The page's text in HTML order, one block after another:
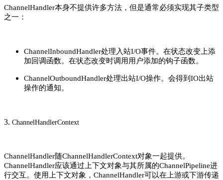
ChannelHandler本身不提供许多方法，但是通常必须实现其子类型
之一：
ChannelInboundHandler处理入站I/O事件。在状态改变上添
加回调函数。在状态改变时调用用户添加的钩子函数。
ChannelOutboundHandler处理出站I/O操作。会得到IO出站
操作的通知。
3. ChannelHandlerContext
ChannelHandler随ChannelHandlerContext对象一起提供。
ChannelHandler应该通过上下文对象与其所属的ChannelPipeline进
行交互。使用上下文对象，ChannelHandler可以在上游或下游传递